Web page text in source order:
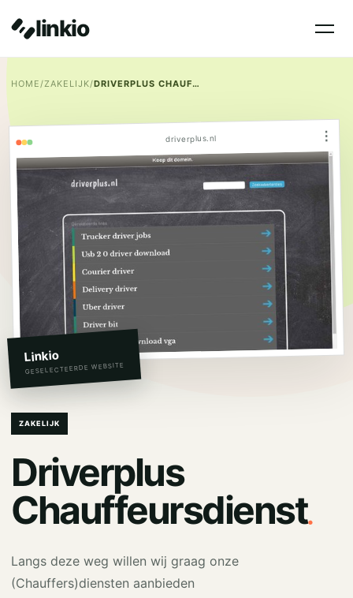
linkio
HOME/ZAKELIJK/ DRIVERPLUS CHAUFFEURSDIENST
driverplus.nl ⋮
Linkio
GESELECTEERDE WEBSITE
ZAKELIJK
Driverplus
Chauffeursdienst.
Langs deze weg willen wij graag onze
(Chauffers)diensten aanbieden